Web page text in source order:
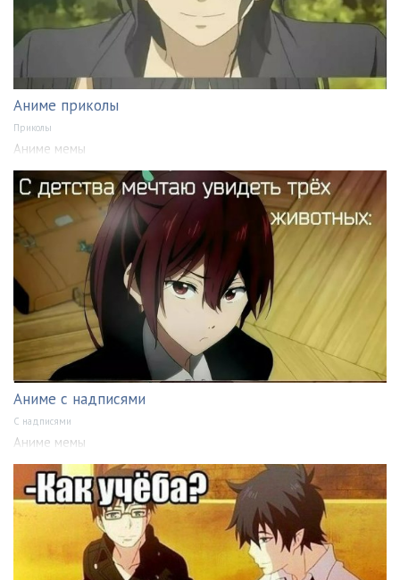
Аниме приколы
Приколы
Аниме мемы
Аниме с надписями
С надписями
Аниме мемы